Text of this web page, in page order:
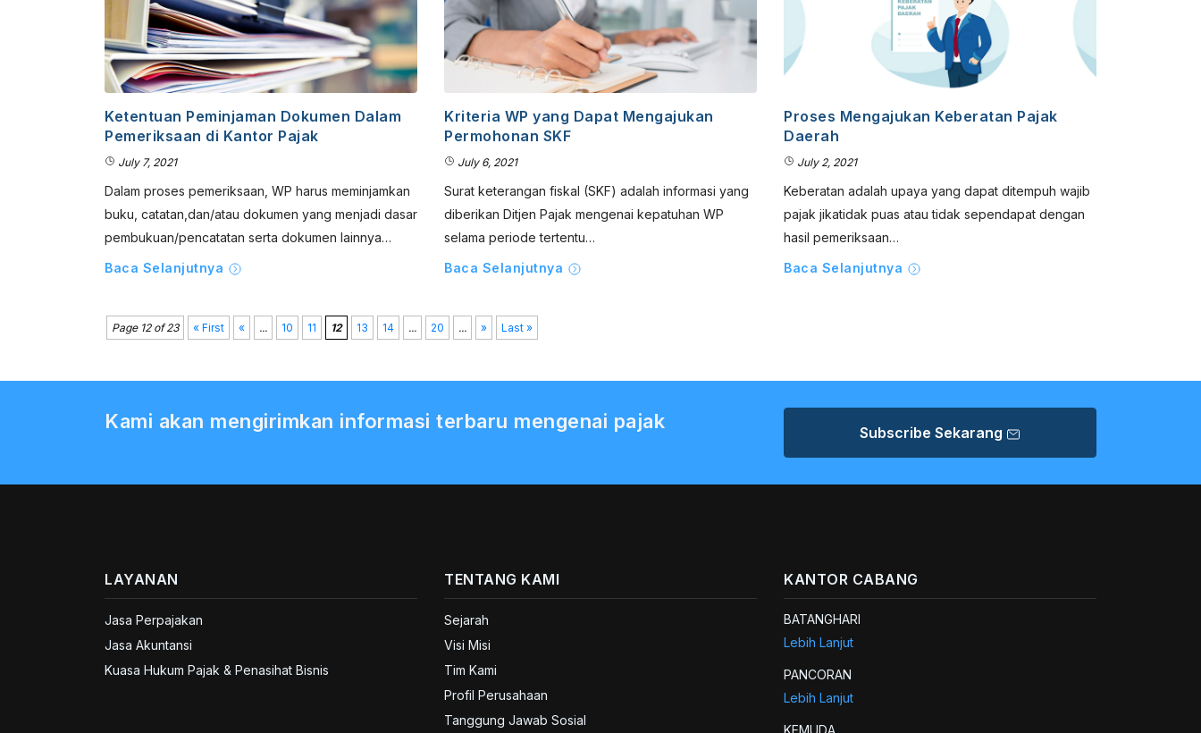
Ketentuan Peminjaman Dokumen Dalam
Pemeriksaan di Kantor Pajak
July 7, 2021
Dalam proses pemeriksaan, WP harus meminjamkan
buku, catatan,dan/atau dokumen yang menjadi dasar
pembukuan/pencatatan serta dokumen lainnya…
Baca Selanjutnya
Kriteria WP yang Dapat Mengajukan
Permohonan SKF
July 6, 2021
Surat keterangan fiskal (SKF) adalah informasi yang
diberikan Ditjen Pajak mengenai kepatuhan WP
selama periode tertentu…
Baca Selanjutnya
Proses Mengajukan Keberatan Pajak
Daerah
July 2, 2021
Keberatan adalah upaya yang dapat ditempuh wajib
pajak jikatidak puas atau tidak sependapat dengan
hasil pemeriksaan…
Baca Selanjutnya
Page 12 of 23 « First « ... 10 11 12 13 14 ... 20 ... » Last »
Kami akan mengirimkan informasi terbaru mengenai pajak Subscribe Sekarang
LAYANAN
Jasa Perpajakan
Jasa Akuntansi
Kuasa Hukum Pajak & Penasihat Bisnis
TENTANG KAMI
Sejarah
Visi Misi
Tim Kami
Profil Perusahaan
Tanggung Jawab Sosial
KANTOR CABANG
BATANGHARI
Lebih Lanjut
PANCORAN
Lebih Lanjut
KEMUDA